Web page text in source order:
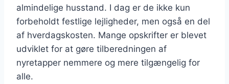
almindelige husstand. I dag er de ikke kun
forbeholdt festlige lejligheder, men også en del
af hverdagskosten. Mange opskrifter er blevet
udviklet for at gøre tilberedningen af
nyretapper nemmere og mere tilgængelig for
alle.